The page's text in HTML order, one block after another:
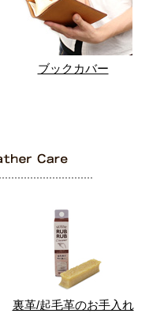
ブックカバー
裏革/起毛革のお手入れ